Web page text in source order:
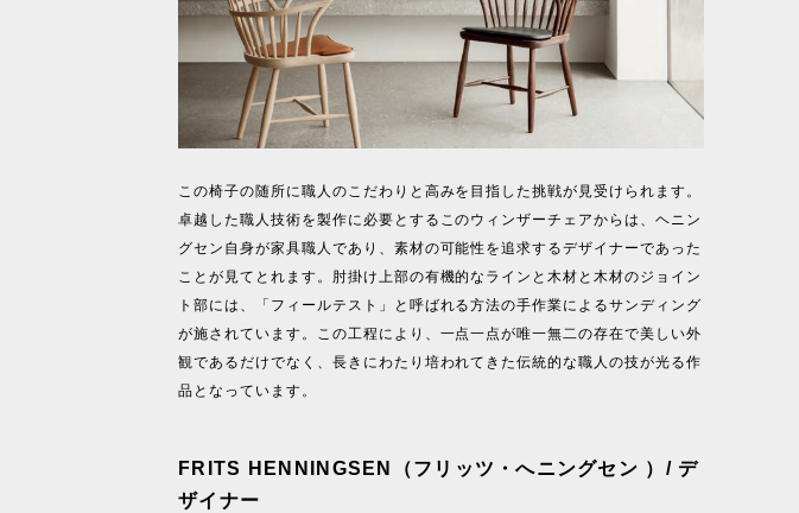
この椅子の随所に職人のこだわりと高みを目指した挑戦が見受けられます。
卓越した職人技術を製作に必要とするこのウィンザーチェアからは、ヘニン
グセン自身が家具職人であり、素材の可能性を追求するデザイナーであった
ことが見てとれます。肘掛け上部の有機的なラインと木材と木材のジョイン
ト部には、「フィールテスト」と呼ばれる方法の手作業によるサンディング
が施されています。この工程により、一点一点が唯一無二の存在で美しい外
観であるだけでなく、長きにわたり培われてきた伝統的な職人の技が光る作
品となっています。
FRITS HENNINGSEN（フリッツ・へニングセン ）/ デ
ザイナー